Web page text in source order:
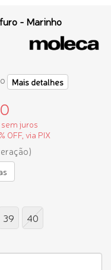
- Marinho
Mais detalhes
sem juros
OFF, via PIX
39 40